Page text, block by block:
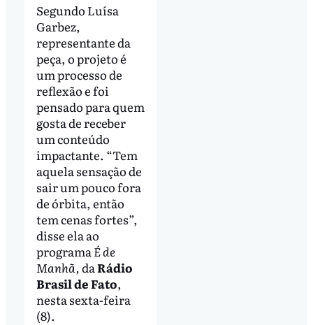
Segundo Luísa
Garbez,
representante da
peça, o projeto é
um processo de
reflexão e foi
pensado para quem
gosta de receber
um conteúdo
impactante. “Tem
aquela sensação de
sair um pouco fora
de órbita, então
tem cenas fortes”,
disse ela ao
programa É de
Manhã, daRádio
Brasil de Fato,
nesta sexta-feira
(8).